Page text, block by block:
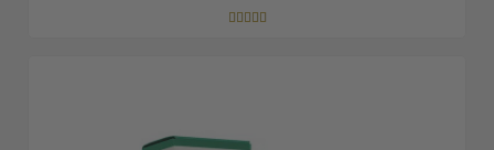
    